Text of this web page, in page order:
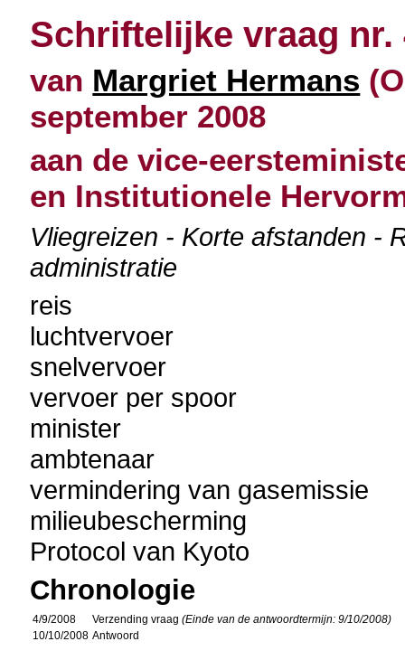
Schriftelijke vraag nr.
van Margriet Hermans
september 2008
aan de vice-
en Institutionele
Vliegreizen - Korte afstanden -
administratie
reis
luchtvervoer
snelvervoer
vervoer per spoor
minister
ambtenaar
vermindering van gasemissie
milieubescherming
Protocol van Kyoto
Chronologie
4/9/2008 Verzending vraag(Einde van de antwoordtermijn: 9/10/2008)
10/10/2008 Antwoord